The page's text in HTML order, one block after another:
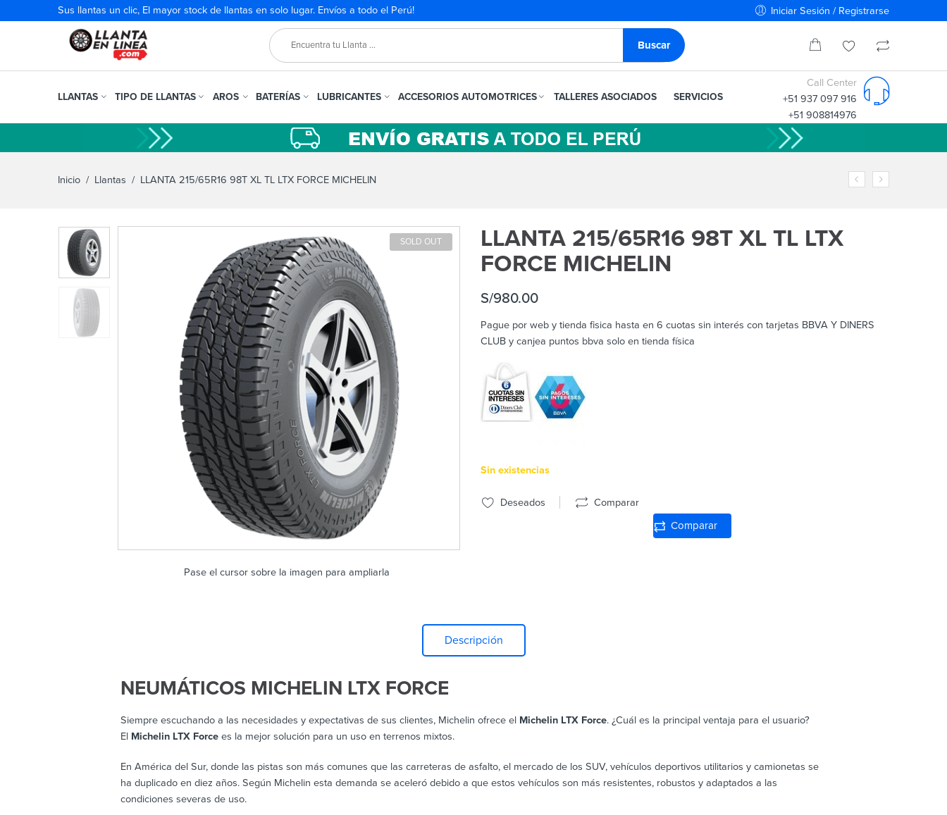
Sus llantas un clic, El mayor stock de llantas en solo lugar. Envíos a todo el Perú! Iniciar Sesión / Registrarse
LLANTAS TIPO DE LLANTAS AROS BATERÍAS LUBRICANTES ACCESORIOS AUTOMOTRICES TALLERES ASOCIADOS SERVICIOS
Call Center
+51 937 097 916
+51 908814976
Inicio / Llantas / LLANTA 215/65R16 98T XL TL LTX FORCE MICHELIN
SOLD OUT
Pase el cursor sobre la imagen para ampliarla
LLANTA 215/65R16 98T XL TL LTX
FORCE MICHELIN
S/980.00
Pague por web y tienda fisica hasta en 6 cuotas sin interés con tarjetas BBVA Y DINERS
CLUB y canjea puntos bbva solo en tienda física
Sin existencias
Deseados Comparar
Comparar
Descripción
NEUMÁTICOS MICHELIN LTX FORCE
Siempre escuchando a las necesidades y expectativas de sus clientes, Michelin ofrece el Michelin LTX Force. ¿Cuál es la principal ventaja para el usuario?
El Michelin LTX Forcees la mejor solución para un uso en terrenos mixtos.
En América del Sur, donde las pistas son más comunes que las carreteras de asfalto, el mercado de los SUV, vehículos deportivos utilitarios y camionetas se
ha duplicado en diez años. Según Michelin esta demanda se aceleró debido a que estos vehículos son más resistentes, robustos y adaptados a las
condiciones severas de uso.